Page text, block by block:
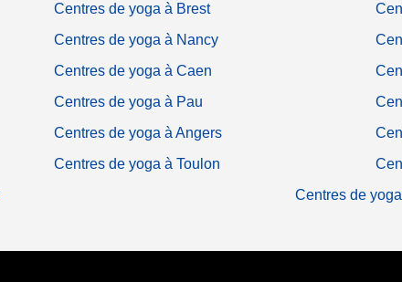
Centres de yoga à Brest
Centres de yoga à Nancy
Centres de yoga à Caen
Centres de yoga à Pau
Centres de yoga à Angers
Centres de yoga à Toulon
Centres de